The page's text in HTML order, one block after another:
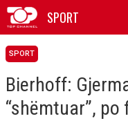
SPORT
SPORT
Bierhoff:
“shëmtuar”,